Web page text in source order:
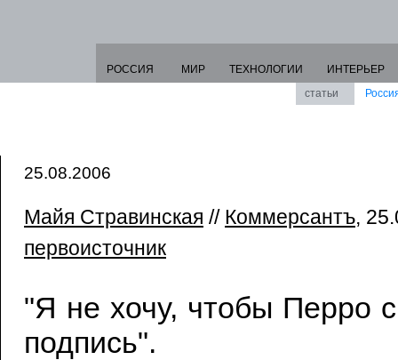
РОССИЯ МИР ТЕХНОЛОГИИ
ИНТЕРЬЕР
статьи
25.08.2006
Майя Стравинская // Коммерсантъ,
первоисточник
"Я не хочу, чтобы Перро
подпись".